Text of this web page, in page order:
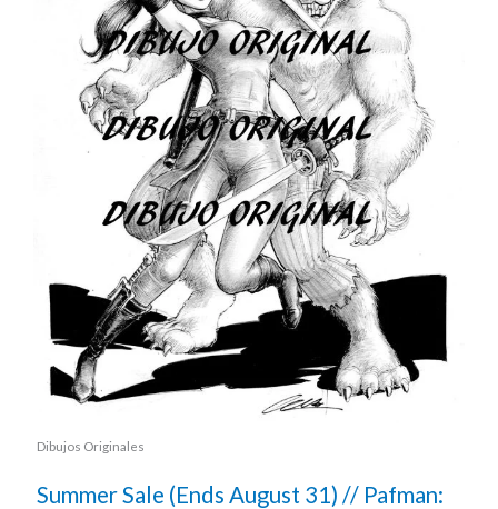
Dibujos Originales
Summer Sale (Ends August 31) // Pafman: